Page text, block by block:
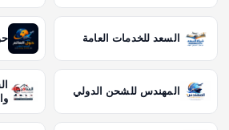
السعد للخدمات العامة
المهندس للشحن الدولي